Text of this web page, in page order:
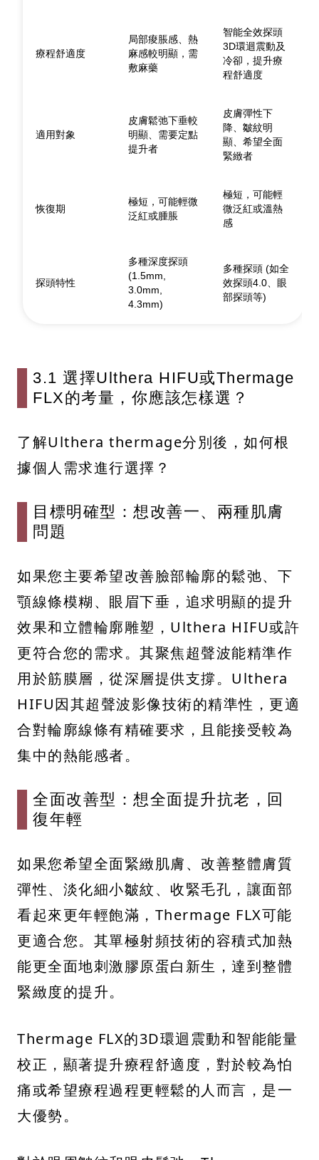
療程舒適度
局部痠脹感、熱
麻感較明顯，需
敷麻藥
智能全效探頭
3D環迴震動及
冷卻，提升療
程舒適度
適用對象
皮膚鬆弛下垂較
明顯、需要定點
提升者
皮膚彈性下
降、皺紋明
顯、希望全面
緊緻者
恢復期
極短，可能輕微
泛紅或腫脹
極短，可能輕
微泛紅或溫熱
感
探頭特性
多種深度探頭
(1.5mm,
3.0mm,
4.3mm)
多種探頭 (如全
效探頭4.0、眼
部探頭等)
3.1 選擇Ulthera HIFU或Thermage
FLX的考量，你應該怎樣選？
了解Ulthera thermage分別後，如何根
據個人需求進行選擇？
目標明確型：想改善一、兩種肌膚
問題
如果您主要希望改善臉部輪廓的鬆弛、下
顎線條模糊、眼眉下垂，追求明顯的提升
效果和立體輪廓雕塑，Ulthera HIFU或許
更符合您的需求。其聚焦超聲波能精準作
用於筋膜層，從深層提供支撐。Ulthera
HIFU因其超聲波影像技術的精準性，更適
合對輪廓線條有精確要求，且能接受較為
集中的熱能感者。
全面改善型：想全面提升抗老，回
復年輕
如果您希望全面緊緻肌膚、改善整體膚質
彈性、淡化細小皺紋、收緊毛孔，讓面部
看起來更年輕飽滿，Thermage FLX可能
更適合您。其單極射頻技術的容積式加熱
能更全面地刺激膠原蛋白新生，達到整體
緊緻度的提升。
Thermage FLX的3D環迴震動和智能能量
校正，顯著提升療程舒適度，對於較為怕
痛或希望療程過程更輕鬆的人而言，是一
大優勢。